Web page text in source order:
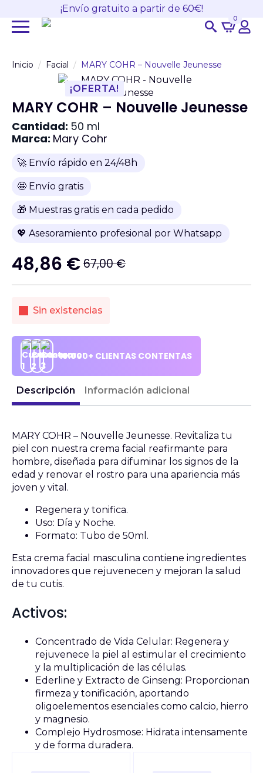
¡Envío gratuito a partir de 60€!
0
Inicio Facial MARY COHR – Nouvelle Jeunesse
¡OFERTA!
MARY COHR – Nouvelle Jeunesse
Cantidad: 50 ml
Marca: Mary Cohr
🚀 Envío rápido en 24/48h
🤩 Envío gratis
🎁 Muestras gratis en cada pedido
💖 Asesoramiento profesional por Whatsapp
67,00€
El
original
era:
67,00 €.
48,86 €
El
actual
es:
48,86 €.
Sin existencias
10.000+ CLIENTAS CONTENTAS
Descripción Información adicional
MARY COHR – Nouvelle Jeunesse. Revitaliza tu
piel con nuestra crema facial reafirmante para
hombre, diseñada para difuminar los signos de la
edad y renovar el rostro para una apariencia más
joven y vital.
Regenera y tonifica.
Uso: Día y Noche.
Formato: Tubo de 50ml.
Esta crema facial masculina contiene ingredientes
innovadores que rejuvenecen y mejoran la salud
de tu cutis.
Activos:
Concentrado de Vida Celular: Regenera y
rejuvenece la piel al estimular el crecimiento
y la multiplicación de las células.
Ederline y Extracto de Ginseng: Proporcionan
firmeza y tonificación, aportando
oligoelementos esenciales como calcio, hierro
y magnesio.
Complejo Hydrosmose: Hidrata intensamente
y de forma duradera.